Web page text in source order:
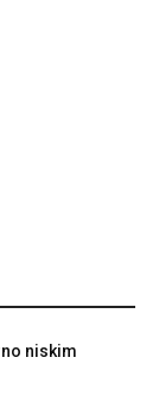
niskim